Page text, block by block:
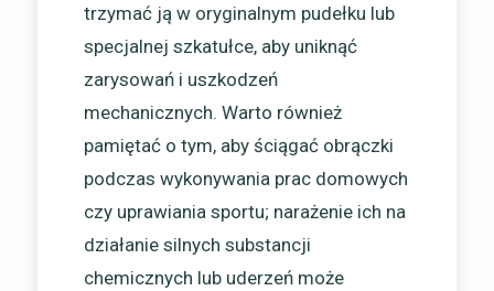
trzymać ją w oryginalnym pudełku lub
specjalnej szkatułce, aby uniknąć
zarysowań i uszkodzeń
mechanicznych. Warto również
pamiętać o tym, aby ściągać obrączki
podczas wykonywania prac domowych
czy uprawiania sportu; narażenie ich na
działanie silnych substancji
chemicznych lub uderzeń może